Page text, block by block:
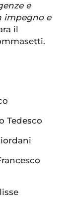
e
impegno e
il
Tedesco